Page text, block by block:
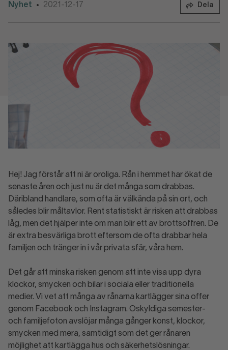
Nyhet • 2021-12-17 Dela
Hej! Jag förstår att ni är oroliga. Rån i hemmet har ökat de
senaste åren och just nu är det många som drabbas.
Däribland handlare, som ofta är välkända på sin ort, och
således blir måltavlor. Rent statistiskt är risken att drabbas
låg, men det hjälper inte om man blir ett av brottsoffren. De
är extra besvärliga brott eftersom de ofta drabbar hela
familjen och tränger in i vår privata sfär, våra hem.
Det går att minska risken genom att inte visa upp dyra
klockor, smycken och bilar i sociala eller traditionella
medier. Vi vet att många av rånarna kartlägger sina offer
genom Facebook och Instagram. Oskyldiga semester-
och familjefoton avslöjar många gånger konst, klockor,
smycken med mera, samtidigt som det ger rånaren
möjlighet att kartlägga hus och säkerhetslösningar.